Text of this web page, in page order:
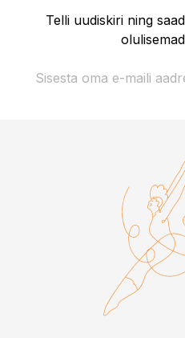
Telli uudiskiri ning